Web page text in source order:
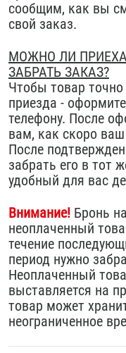
сообщим, как вы
свой заказ.
МОЖНО ЛИ
ЗАБРАТЬ ЗАКАЗ?
Чтобы товар
приезда -
телефону. После
вам, как скоро
После
забрать его в тот
удобный для вас
Внимание! Бронь
неоплаченный
течение
период нужно
Неоплаченный
выставляется на
товар может
неограниченное